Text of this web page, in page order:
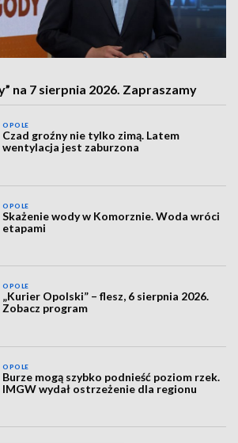
na 7 sierpnia 2026. Zapraszamy
OPOLE
Czad groźny nie tylko zimą. Latem
wentylacja jest zaburzona
OPOLE
Skażenie wody w Komorznie. Woda wróci
etapami
OPOLE
„Kurier Opolski” – flesz, 6 sierpnia 2026.
Zobacz program
OPOLE
Burze mogą szybko podnieść poziom rzek.
IMGW wydał ostrzeżenie dla regionu